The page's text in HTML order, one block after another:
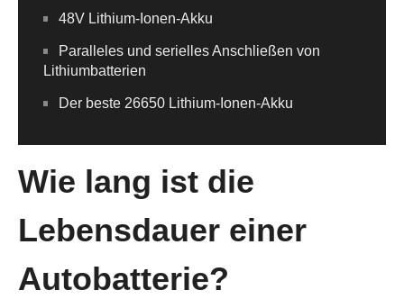
48V Lithium-Ionen-Akku
Paralleles und serielles Anschließen von
Lithiumbatterien
Der beste 26650 Lithium-Ionen-Akku
Wie lang ist die
Lebensdauer einer
Autobatterie?